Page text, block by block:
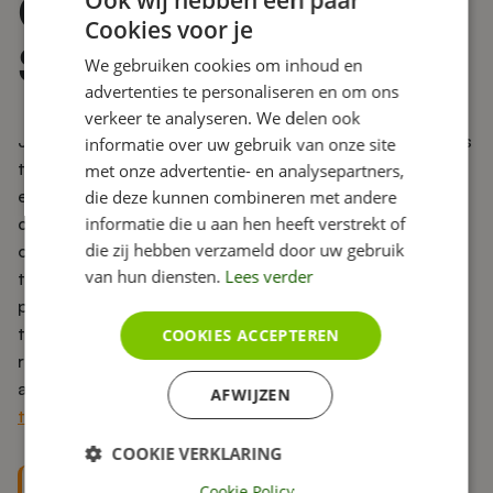
Geen aandacht voor
SEO
Je wilt natuurlijk dat jouw coaching website veel bekijks
trekt. Goed vindbaar zijn in zoekmachines is hiervoor
essentieel. De meeste zoektochten naar een mental
coach, relatiecoach of health coach beginnen namelijk
op Google. Door zoekmachineoptimalisatie (SEO) toe
te passen, zorg je ervoor dat jouw website een hogere
positie verwerft. Door te bloggen, pagina’s naar elkaar
te laten verwijzen (intern linken) en het schrijven van
relevante content voor jouw coaching diensten kom je
al een heel eind. Meer SEO-tips?In dit artikel staan 10
tips om jouw website beter vindbaar te maken
Cookies voor je
We gebruiken cookies om inhoud en
advertenties te personaliseren en om ons
verkeer te analyseren. We delen ook
informatie over uw gebruik van onze site
met onze advertentie- en analysepartners,
die deze kunnen combineren met andere
informatie die u aan hen heeft verstrekt of
die zij hebben verzameld door uw gebruik
van hun diensten. Lees verder
COOKIES ACCEPTEREN
AFWIJZEN
COOKIE VERKLARING